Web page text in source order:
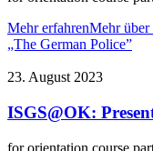
Mehr erfahrenMehr
„The German Police”
23. August 2023
ISGS@OK:
for orientation course